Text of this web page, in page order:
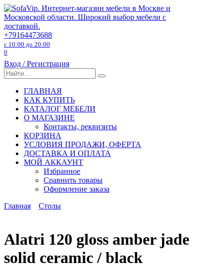
Перейти
к
содержанию
+79164473688
с 10:00 до 20:00
0
Вход / Регистрация
Search
for:
ГЛАВНАЯ
КАК КУПИТЬ
КАТАЛОГ МЕБЕЛИ
О МАГАЗИНЕ
Контакты, реквизиты
КОРЗИНА
УСЛОВИЯ ПРОДАЖИ, ОФЕРТА
ДОСТАВКА И ОПЛАТА
МОЙ АККАУНТ
Избранное
Сравнить товары
Оформление заказа
Главная
Столы
Alatri 120 gloss amber jade
solid ceramic / black